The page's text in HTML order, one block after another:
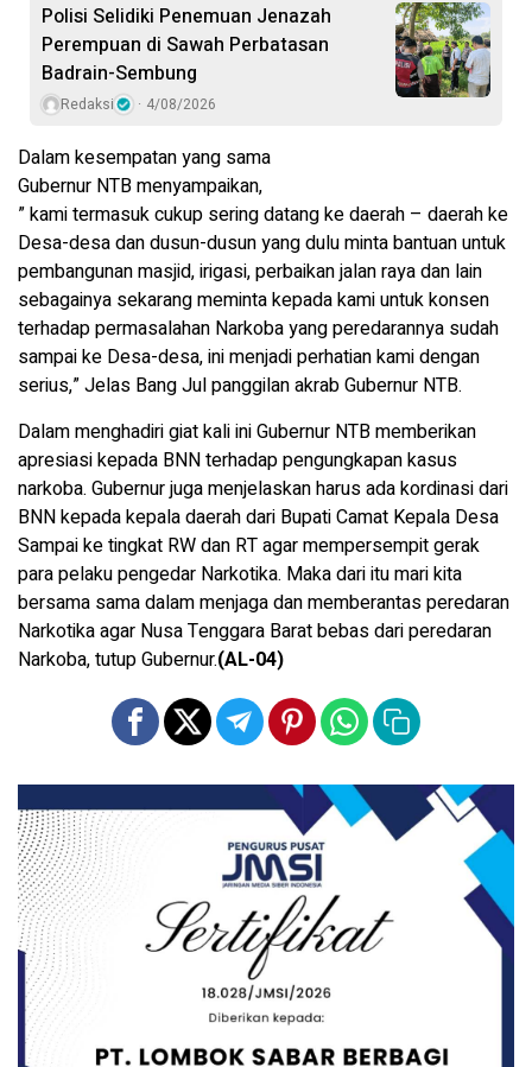
Polisi Selidiki Penemuan Jenazah
Perempuan di Sawah Perbatasan
Badrain-Sembung
Redaksi 4/08/2026
Dalam kesempatan yang sama
Gubernur NTB menyampaikan,
” kami termasuk cukup sering datang ke daerah – daerah ke
Desa-desa dan dusun-dusun yang dulu minta bantuan untuk
pembangunan masjid, irigasi, perbaikan jalan raya dan lain
sebagainya sekarang meminta kepada kami untuk konsen
terhadap permasalahan Narkoba yang peredarannya sudah
sampai ke Desa-desa, ini menjadi perhatian kami dengan
serius,” Jelas Bang Jul panggilan akrab Gubernur NTB.
Dalam menghadiri giat kali ini Gubernur NTB memberikan
apresiasi kepada BNN terhadap pengungkapan kasus
narkoba. Gubernur juga menjelaskan harus ada kordinasi dari
BNN kepada kepala daerah dari Bupati Camat Kepala Desa
Sampai ke tingkat RW dan RT agar mempersempit gerak
para pelaku pengedar Narkotika. Maka dari itu mari kita
bersama sama dalam menjaga dan memberantas peredaran
Narkotika agar Nusa Tenggara Barat bebas dari peredaran
Narkoba, tutup Gubernur.(AL-04)